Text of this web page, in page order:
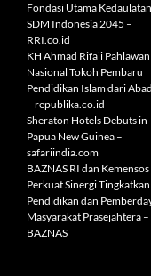
Fondasi Utama Kedaulatan
SDM Indonesia 2045 –
RRI.co.id
KH Ahmad Rifa’i Pahlawan
Nasional Tokoh Pembaru
Pendidikan Islam dari
– republika.co.id
Sheraton Hotels Debuts in
Papua New Guinea –
safariindia.com
BAZNAS RI dan Kemensos
Perkuat Sinergi Tingkatkan
Pendidikan dan
Masyarakat Prasejahtera –
BAZNAS